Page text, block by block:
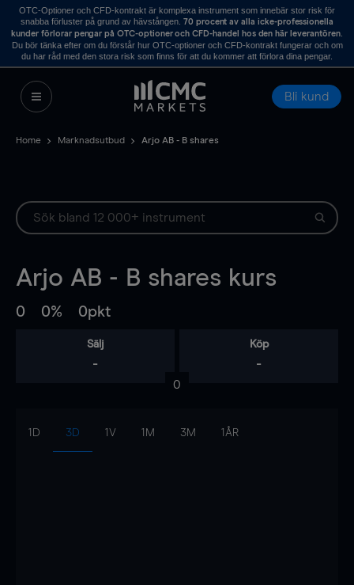
OTC-Optioner och CFD-kontrakt är komplexa instrument som innebär stor risk för
snabba förluster på grund av hävstången. 70 procent av alla icke-professionella
kunder förlorar pengar på OTC-optioner och CFD-handel hos den här leverantören.
Du bör tänka efter om du förstår hur OTC-optioner och CFD-kontrakt fungerar och om
du har råd med den stora risk som finns för att du kommer att förlora dina pengar.
Bli kund
Home Marknadsutbud Arjo AB - B shares
Arjo AB - B shares kurs
0 0% 0pkt
Sälj
-
Köp
-
0
1D 3D 1V 1M 3M 1ÅR